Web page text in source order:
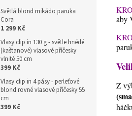
Světlá blond mikádo paruka
Cora
1 299 Kč
Vlasy clip in 130 g - světle hnědé
(kaštanové) vlasové příčesky
vlnité 50 cm
399 Kč
Vlasy clip in 4 pásy - perleťové
blond rovné vlasové příčesky 55
cm
399 Kč
aby
Z